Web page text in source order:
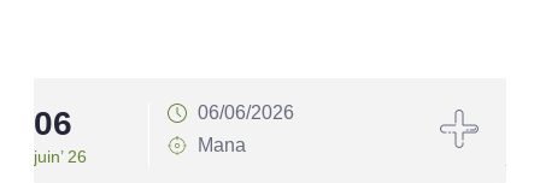
06
juin’ 26
06/06/2026
Mana